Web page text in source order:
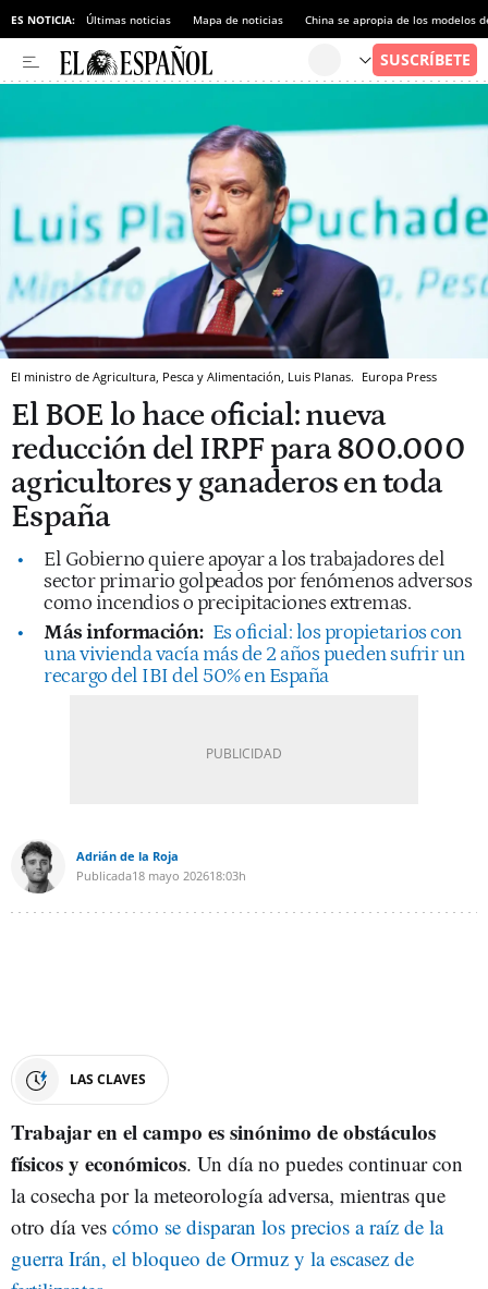
ES NOTICIA: Últimas noticias Mapa de noticias China se apropia de los modelos
El ministro de Agricultura, Pesca y Alimentación, Luis Planas. Europa Press
El BOE lo hace oficial: nueva
reducción del IRPF para 800.000
agricultores y ganaderos en toda
España
El Gobierno quiere apoyar a los trabajadores del
sector primario golpeados por fenómenos adversos
como incendios o precipitaciones extremas.
Más información: Es oficial: los propietarios con
una vivienda vacía más de 2 años pueden sufrir un
recargo del IBI del 50% en España
Adrián de la Roja
Publicada18 mayo 202618:03h
LAS CLAVES
Trabajar en el campo es sinónimo de obstáculos
físicos y económicos. Un día no puedes continuar con
la cosecha por la meteorología adversa, mientras que
otro día ves cómo se disparan los precios a raíz de la
guerra Irán, el bloqueo de Ormuz y la escasez de